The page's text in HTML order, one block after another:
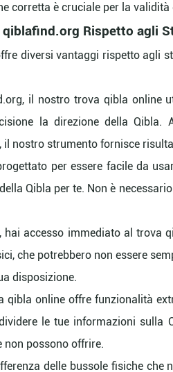
corretta è cruciale per la validità
qiblafind.org Rispetto agli
diversi vantaggi rispetto agli
il nostro trova qibla online
la direzione della Qibla.
il nostro strumento fornisce
per essere facile da
Qibla per te. Non è
hai accesso immediato al trova
che potrebbero non essere
disposizione.
qibla online offre funzionalità
le tue informazioni sulla
non possono offrire.
delle bussole fisiche che